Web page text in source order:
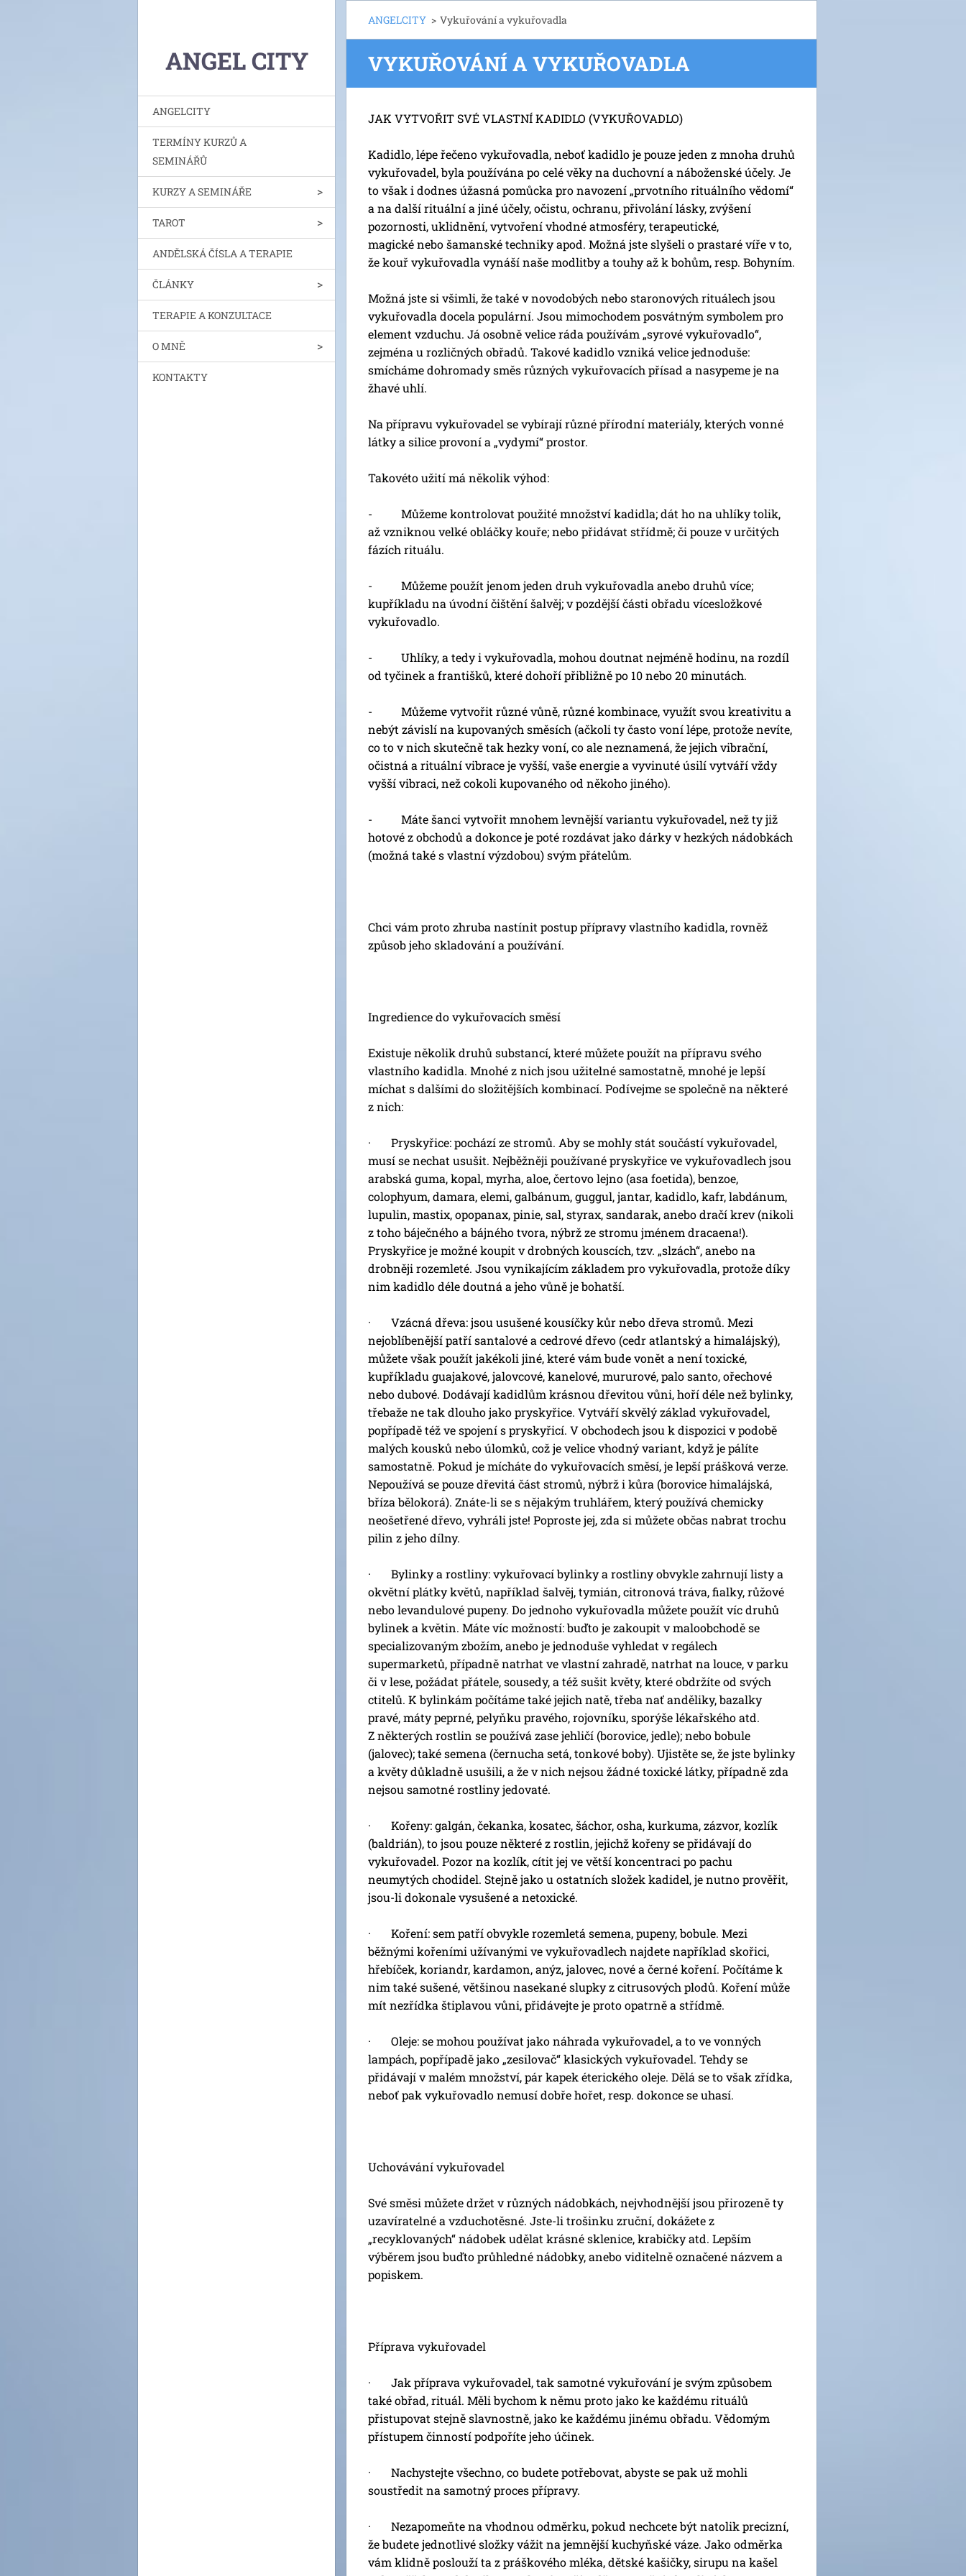
ANGEL CITY
ANGELCITY
TERMÍNY KURZŮ A
SEMINÁŘŮ
KURZY A SEMINÁŘE
TAROT
ANDĚLSKÁ ČÍSLA A TERAPIE
ČLÁNKY
TERAPIE A KONZULTACE
O MNĚ
KONTAKTY
ANGELCITY > Vykuřování a vykuřovadla
VYKUŘOVÁNÍ A VYKUŘOVADLA
JAK VYTVOŘIT SVÉ VLASTNÍ KADIDLO (VYKUŘOVADLO)
Kadidlo, lépe řečeno vykuřovadla, neboť kadidlo je pouze jeden z mnoha druhů
vykuřovadel, byla používána po celé věky na duchovní a náboženské účely. Je
to však i dodnes úžasná pomůcka pro navození „prvotního rituálního vědomí“
a na další rituální a jiné účely, očistu, ochranu, přivolání lásky, zvýšení
pozornosti, uklidnění, vytvoření vhodné atmosféry, terapeutické,
magické nebo šamanské techniky apod. Možná jste slyšeli o prastaré víře v to,
že kouř vykuřovadla vynáší naše modlitby a touhy až k bohům, resp. Bohyním.
Možná jste si všimli, že také v novodobých nebo staronových rituálech jsou
vykuřovadla docela populární. Jsou mimochodem posvátným symbolem pro
element vzduchu. Já osobně velice ráda používám „syrové vykuřovadlo“,
zejména u rozličných obřadů. Takové kadidlo vzniká velice jednoduše:
smícháme dohromady směs různých vykuřovacích přísad a nasypeme je na
žhavé uhlí.
Na přípravu vykuřovadel se vybírají různé přírodní materiály, kterých vonné
látky a silice provoní a „vydymí“ prostor.
Takovéto užití má několik výhod:
- Můžeme kontrolovat použité množství kadidla; dát ho na uhlíky tolik,
až vzniknou velké obláčky kouře; nebo přidávat střídmě; či pouze v určitých
fázích rituálu.
- Můžeme použít jenom jeden druh vykuřovadla anebo druhů více;
kupříkladu na úvodní čištění šalvěj; v pozdější části obřadu vícesložkové
vykuřovadlo.
- Uhlíky, a tedy i vykuřovadla, mohou doutnat nejméně hodinu, na rozdíl
od tyčinek a františků, které dohoří přibližně po 10 nebo 20 minutách.
- Můžeme vytvořit různé vůně, různé kombinace, využít svou kreativitu a
nebýt závislí na kupovaných směsích (ačkoli ty často voní lépe, protože nevíte,
co to v nich skutečně tak hezky voní, co ale neznamená, že jejich vibrační,
očistná a rituální vibrace je vyšší, vaše energie a vyvinuté úsilí vytváří vždy
vyšší vibraci, než cokoli kupovaného od někoho jiného).
- Máte šanci vytvořit mnohem levnější variantu vykuřovadel, než ty již
hotové z obchodů a dokonce je poté rozdávat jako dárky v hezkých nádobkách
(možná také s vlastní výzdobou) svým přátelům.
Chci vám proto zhruba nastínit postup přípravy vlastního kadidla, rovněž
způsob jeho skladování a používání.
Ingredience do vykuřovacích směsí
Existuje několik druhů substancí, které můžete použít na přípravu svého
vlastního kadidla. Mnohé z nich jsou užitelné samostatně, mnohé je lepší
míchat s dalšími do složitějších kombinací. Podívejme se společně na některé
z nich:
· Pryskyřice: pochází ze stromů. Aby se mohly stát součástí vykuřovadel,
musí se nechat usušit. Nejběžněji používané pryskyřice ve vykuřovadlech jsou
arabská guma, kopal, myrha, aloe, čertovo lejno (asa foetida), benzoe,
colophyum, damara, elemi, galbánum, guggul, jantar, kadidlo, kafr, labdánum,
lupulin, mastix, opopanax, pinie, sal, styrax, sandarak, anebo dračí krev (nikoli
z toho báječného a bájného tvora, nýbrž ze stromu jménem dracaena!).
Pryskyřice je možné koupit v drobných kouscích, tzv. „slzách“, anebo na
drobněji rozemleté. Jsou vynikajícím základem pro vykuřovadla, protože díky
nim kadidlo déle doutná a jeho vůně je bohatší.
· Vzácná dřeva: jsou usušené kousíčky kůr nebo dřeva stromů. Mezi
nejoblíbenější patří santalové a cedrové dřevo (cedr atlantský a himalájský),
můžete však použít jakékoli jiné, které vám bude vonět a není toxické,
kupříkladu guajakové, jalovcové, kanelové, mururové, palo santo, ořechové
nebo dubové. Dodávají kadidlům krásnou dřevitou vůni, hoří déle než bylinky,
třebaže ne tak dlouho jako pryskyřice. Vytváří skvělý základ vykuřovadel,
popřípadě též ve spojení s pryskyřicí. V obchodech jsou k dispozici v podobě
malých kousků nebo úlomků, což je velice vhodný variant, když je pálíte
samostatně. Pokud je mícháte do vykuřovacích směsí, je lepší prášková verze.
Nepoužívá se pouze dřevitá část stromů, nýbrž i kůra (borovice himalájská,
bříza bělokorá). Znáte-li se s nějakým truhlářem, který používá chemicky
neošetřené dřevo, vyhráli jste! Poproste jej, zda si můžete občas nabrat trochu
pilin z jeho dílny.
· Bylinky a rostliny: vykuřovací bylinky a rostliny obvykle zahrnují listy a
okvětní plátky květů, například šalvěj, tymián, citronová tráva, fialky, růžové
nebo levandulové pupeny. Do jednoho vykuřovadla můžete použít víc druhů
bylinek a květin. Máte víc možností: buďto je zakoupit v maloobchodě se
specializovaným zbožím, anebo je jednoduše vyhledat v regálech
supermarketů, případně natrhat ve vlastní zahradě, natrhat na louce, v parku
či v lese, požádat přátele, sousedy, a též sušit květy, které obdržíte od svých
ctitelů. K bylinkám počítáme také jejich natě, třeba nať anděliky, bazalky
pravé, máty peprné, pelyňku pravého, rojovníku, sporýše lékařského atd.
Z některých rostlin se používá zase jehličí (borovice, jedle); nebo bobule
(jalovec); také semena (černucha setá, tonkové boby). Ujistěte se, že jste bylinky
a květy důkladně usušili, a že v nich nejsou žádné toxické látky, případně zda
nejsou samotné rostliny jedovaté.
· Kořeny: galgán, čekanka, kosatec, šáchor, osha, kurkuma, zázvor, kozlík
(baldrián), to jsou pouze některé z rostlin, jejichž kořeny se přidávají do
vykuřovadel. Pozor na kozlík, cítit jej ve větší koncentraci po pachu
neumytých chodidel. Stejně jako u ostatních složek kadidel, je nutno prověřit,
jsou-li dokonale vysušené a netoxické.
· Koření: sem patří obvykle rozemletá semena, pupeny, bobule. Mezi
běžnými kořeními užívanými ve vykuřovadlech najdete například skořici,
hřebíček, koriandr, kardamon, anýz, jalovec, nové a černé koření. Počítáme k
nim také sušené, většinou nasekané slupky z citrusových plodů. Koření může
mít nezřídka štiplavou vůni, přidávejte je proto opatrně a střídmě.
· Oleje: se mohou používat jako náhrada vykuřovadel, a to ve vonných
lampách, popřípadě jako „zesilovač“ klasických vykuřovadel. Tehdy se
přidávají v malém množství, pár kapek éterického oleje. Dělá se to však zřídka,
neboť pak vykuřovadlo nemusí dobře hořet, resp. dokonce se uhasí.
Uchovávání vykuřovadel
Své směsi můžete držet v různých nádobkách, nejvhodnější jsou přirozeně ty
uzavíratelné a vzduchotěsné. Jste-li trošinku zruční, dokážete z
„recyklovaných“ nádobek udělat krásné sklenice, krabičky atd. Lepším
výběrem jsou buďto průhledné nádobky, anebo viditelně označené názvem a
popiskem.
Příprava vykuřovadel
· Jak příprava vykuřovadel, tak samotné vykuřování je svým způsobem
také obřad, rituál. Měli bychom k němu proto jako ke každému rituálů
přistupovat stejně slavnostně, jako ke každému jinému obřadu. Vědomým
přístupem činností podpoříte jeho účinek.
· Nachystejte všechno, co budete potřebovat, abyste se pak už mohli
soustředit na samotný proces přípravy.
· Nezapomeňte na vhodnou odměrku, pokud nechcete být natolik precizní,
že budete jednotlivé složky vážit na jemnější kuchyňské váze. Jako odměrka
vám klidně poslouží ta z práškového mléka, dětské kašičky, sirupu na kašel